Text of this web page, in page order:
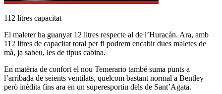
112 litres capacitat
El maleter ha guanyat 12 litres respecte al de l’Huracán. Ara, amb
112 litres de capacitat total per fi podrem encabir dues maletes de
mà, ja sabeu, les de tipus cabina.
En matèria de confort el nou Temerario també suma punts a
l’arribada de seients ventilats, quelcom bastant normal a Bentley
però inèdita fins ara en un superesportiu dels de Sant’Agata.